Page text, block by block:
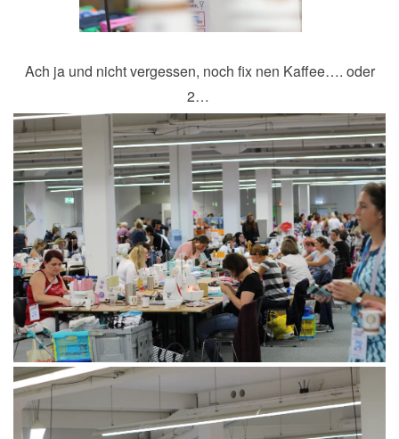
Ach ja und nicht vergessen, noch fix nen Kaffee…. oder
2…